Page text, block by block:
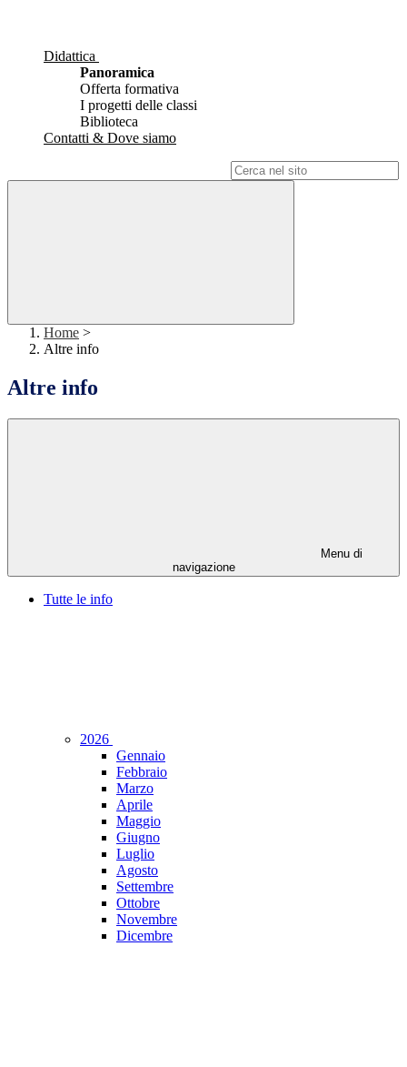
Didattica
Panoramica
Offerta formativa
I progetti delle classi
Biblioteca
Contatti & Dove siamo
Home >
Altre info
Altre info
Menu di
navigazione
Tutte le info
2026
Gennaio
Febbraio
Marzo
Aprile
Maggio
Giugno
Luglio
Agosto
Settembre
Ottobre
Novembre
Dicembre